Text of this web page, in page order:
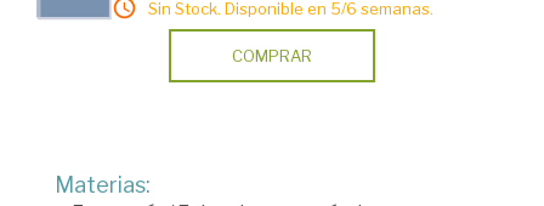
Sin Stock. Disponible en 5/6 semanas.
COMPRAR
Materias: